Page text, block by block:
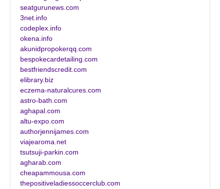
seatgurunews.com
3net.info
codeplex.info
okena.info
akunidpropokerqq.com
bespokecardetailing.com
bestfriendscredit.com
elibrary.biz
eczema-naturalcures.com
astro-bath.com
aghapal.com
altu-expo.com
authorjennijames.com
viajearoma.net
tsutsuji-parkin.com
agharab.com
cheapammousa.com
thepositiveladiessoccerclub.com